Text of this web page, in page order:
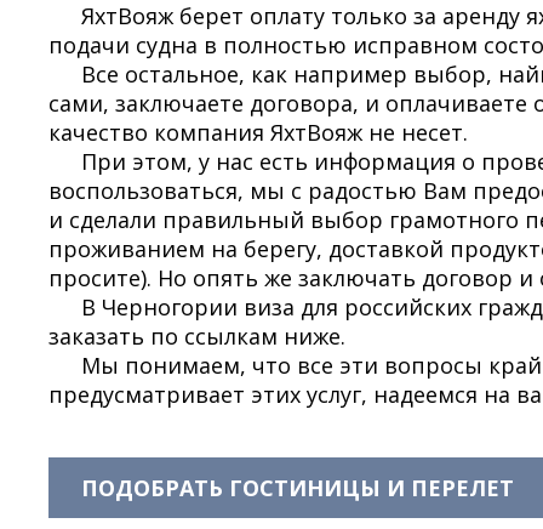
ЯхтВояж берет оплату только за аренду
подачи судна в полностью исправном
Все остальное, как например выбор,
сами, заключаете договора, и оплачиваете
качество компания ЯхтВояж не несет.
При этом, у нас есть информация о
воспользоваться, мы с радостью Вам
и сделали правильный выбор грамотного
проживанием на берегу, доставкой
просите). Но опять же заключать договор
В Черногории виза для российских
заказать по ссылкам ниже.
Мы понимаем, что все эти вопросы
предусматривает этих услуг, надеемся на
ПОДОБРАТЬ ГОСТИНИЦЫ И ПЕРЕЛЕТ